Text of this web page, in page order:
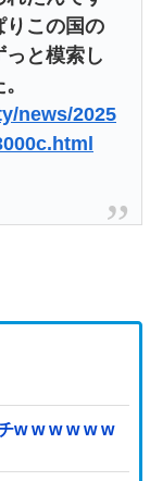
りこの国の
と模索し
news/2025
w w w w w w